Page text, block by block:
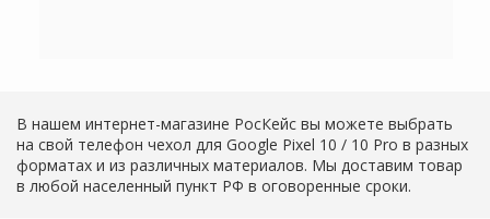
В нашем интернет-магазине РосКейс вы можете выбрать
на свой телефон чехол для Google Pixel 10 / 10 Pro в разных
форматах и из различных материалов. Мы доставим товар
в любой населенный пункт РФ в оговоренные сроки.